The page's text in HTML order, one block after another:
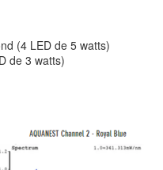
(4 LED de 5 watts)
de 3 watts)